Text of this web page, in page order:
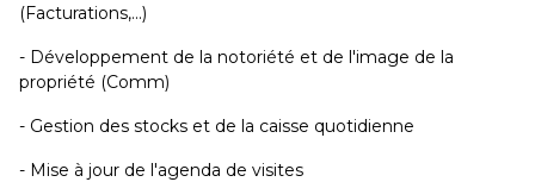
(Facturations,...)
- Développement de la notoriété et de l'image de la
propriété (Comm)
- Gestion des stocks et de la caisse quotidienne
- Mise à jour de l'agenda de visites